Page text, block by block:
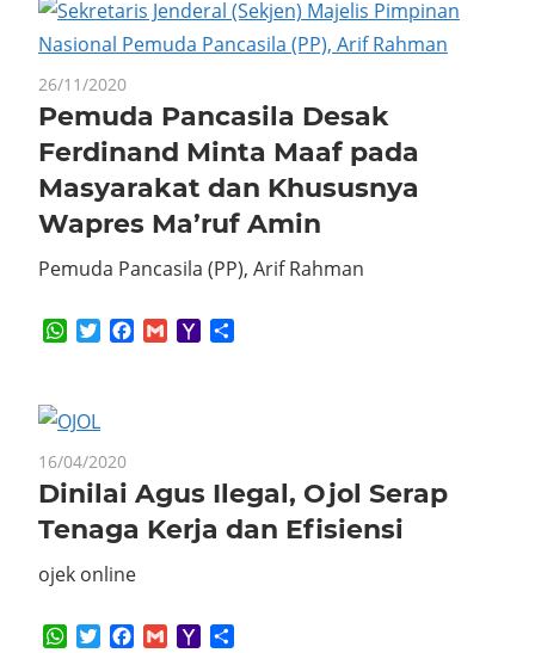
26/11/2020
Pemuda Pancasila Desak
Ferdinand Minta Maaf pada
Masyarakat dan Khususnya
Wapres Ma’ruf Amin
Pemuda Pancasila (PP), Arif Rahman
WhatsApp
TwitterFacebook
GmailYahoo
16/04/2020
Dinilai Agus Ilegal, Ojol Serap
Tenaga Kerja dan Efisiensi
ojek online
WhatsApp
TwitterFacebook
GmailYahoo